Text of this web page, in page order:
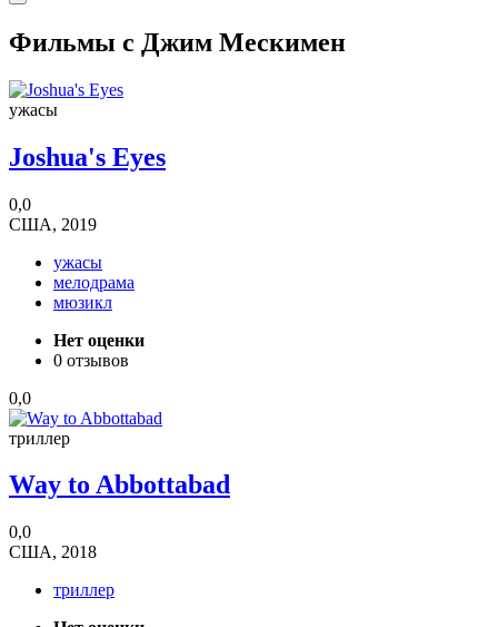
Фильмы с Джим Мескимен
ужасы
Joshua's Eyes
0,0
США, 2019
ужасы
мелодрама
мюзикл
Нет оценки
0 отзывов
0,0
триллер
Way to Abbottabad
0,0
США, 2018
триллер